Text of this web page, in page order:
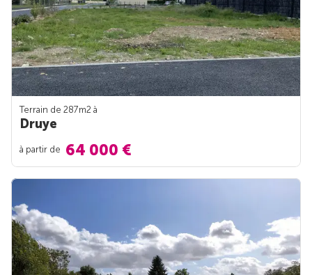
Terrain de 287m2 à
Druye
à partir de 64 000 €